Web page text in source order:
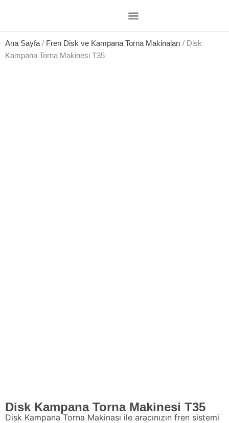
Ana Sayfa / Fren Disk ve Kampana Torna Makinaları / Disk
Kampana Torna Makinesi T35
Disk Kampana Torna Makinesi T35
Disk Kampana Torna Makinası ile aracınızın fren sistemi